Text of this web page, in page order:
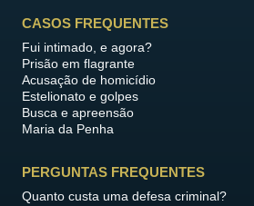
CASOS FREQUENTES
Fui intimado, e agora?
Prisão em flagrante
Acusação de homicídio
Estelionato e golpes
Busca e apreensão
Maria da Penha
PERGUNTAS FREQUENTES
Quanto custa uma defesa criminal?